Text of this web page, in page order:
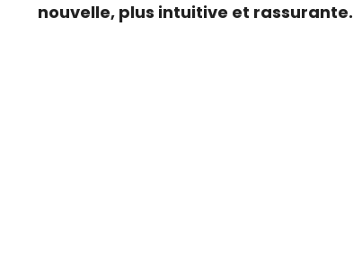
nouvelle, plus intuitive et rassurante.